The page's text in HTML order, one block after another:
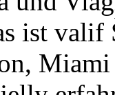
ist valif